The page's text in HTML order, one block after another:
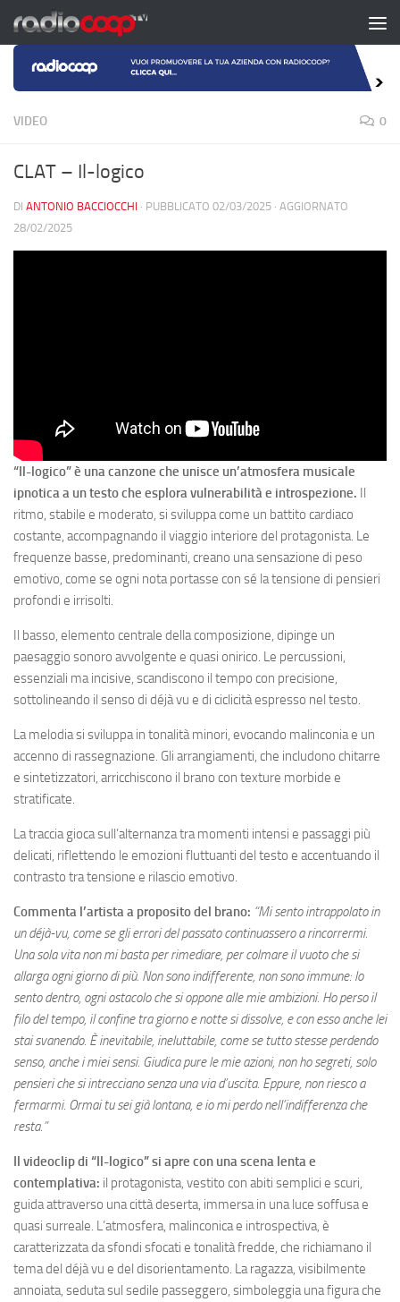
Salta al contenuto
VIDEO 0
CLAT – Il-logico
DI ANTONIO BACCIOCCHI · PUBBLICATO 02/03/2025 · AGGIORNATO
28/02/2025
“Il-logico” è una canzone che unisce un’atmosfera musicale
ipnotica a un testo che esplora vulnerabilità e introspezione. Il
ritmo, stabile e moderato, si sviluppa come un battito cardiaco
costante, accompagnando il viaggio interiore del protagonista. Le
frequenze basse, predominanti, creano una sensazione di peso
emotivo, come se ogni nota portasse con sé la tensione di pensieri
profondi e irrisolti.
Il basso, elemento centrale della composizione, dipinge un
paesaggio sonoro avvolgente e quasi onirico. Le percussioni,
essenziali ma incisive, scandiscono il tempo con precisione,
sottolineando il senso di déjà vu e di ciclicità espresso nel testo.
La melodia si sviluppa in tonalità minori, evocando malinconia e un
accenno di rassegnazione. Gli arrangiamenti, che includono chitarre
e sintetizzatori, arricchiscono il brano con texture morbide e
stratificate.
La traccia gioca sull’alternanza tra momenti intensi e passaggi più
delicati, riflettendo le emozioni fluttuanti del testo e accentuando il
contrasto tra tensione e rilascio emotivo.
Commenta l’artista a proposito del brano: “Mi sento intrappolato in
un déjà-vu, come se gli errori del passato continuassero a rincorrermi.
Una sola vita non mi basta per rimediare, per colmare il vuoto che si
allarga ogni giorno di più. Non sono indifferente, non sono immune: lo
sento dentro, ogni ostacolo che si oppone alle mie ambizioni. Ho perso il
filo del tempo, il confine tra giorno e notte si dissolve, e con esso anche lei
stai svanendo. È inevitabile, ineluttabile, come se tutto stesse perdendo
senso, anche i miei sensi. Giudica pure le mie azioni, non ho segreti, solo
pensieri che si intrecciano senza una via d’uscita. Eppure, non riesco a
fermarmi. Ormai tu sei già lontana, e io mi perdo nell’indifferenza che
resta.”
Il videoclip di “Il-logico” si apre con una scena lenta e
contemplativa: il protagonista, vestito con abiti semplici e scuri,
guida attraverso una città deserta, immersa in una luce soffusa e
quasi surreale. L’atmosfera, malinconica e introspectiva, è
caratterizzata da sfondi sfocati e tonalità fredde, che richiamano il
tema del déjà vu e del disorientamento. La ragazza, visibilmente
annoiata, seduta sul sedile passeggero, simboleggia una figura che